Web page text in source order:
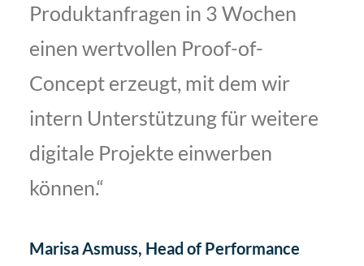
Produktanfragen in 3 Wochen
einen wertvollen Proof-of-
Concept erzeugt, mit dem wir
intern Unterstützung für weitere
digitale Projekte einwerben
können.“
Marisa Asmuss, Head of Performance